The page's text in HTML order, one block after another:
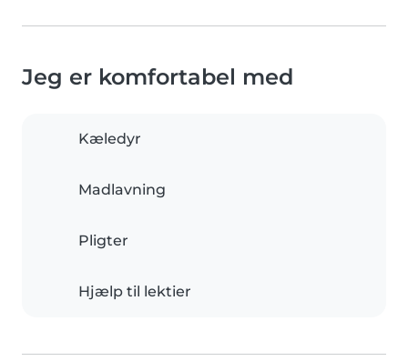
Jeg er komfortabel med
Kæledyr
Madlavning
Pligter
Hjælp til lektier